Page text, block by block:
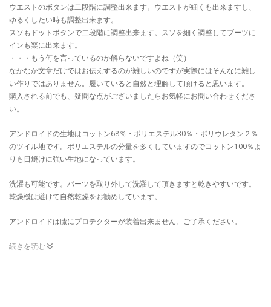
ウエストのボタンは二段階に調整出来ます。ウエストが細くも出来ますし、
ゆるくしたい時も調整出来ます。
スソもドットボタンで二段階に調整出来ます。スソを細く調整してブーツに
インも楽に出来ます。
・・・もう何を言っているのか解らないですよね（笑）
なかなか文章だけではお伝えするのが難しいのですが実際にはそんなに難し
い作りではありません。履いていると自然と理解して頂けると思います。
購入される前でも、疑問な点がございましたらお気軽にお問い合わせくださ
い。
アンドロイドの生地はコットン68％・ポリエステル30％・ポリウレタン２％
のツイル地です。ポリエステルの分量を多くしていますのでコットン100％よ
りも日焼けに強い生地になっています。
洗濯も可能です。パーツを取り外して洗濯して頂きますと乾きやすいです。
乾燥機は避けて自然乾燥をお勧めしています。
アンドロイドは膝にプロテクターが装着出来ません。ご了承ください。
続きを読む 